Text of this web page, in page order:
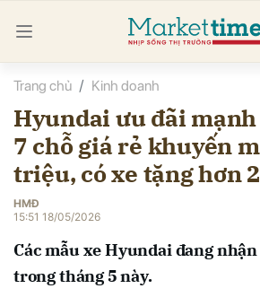
Trang chủ Kinh doanh
Hyundai ưu đãi mạnh
7 chỗ giá rẻ khuyến
triệu, có xe tặng hơn
HMĐ
15:51 18/05/2026
Các mẫu xe Hyundai đang
trong tháng 5 này.
luận